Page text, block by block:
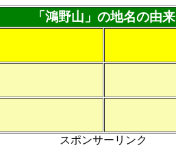
「鴻野山」の地名の由来
スポンサーリンク